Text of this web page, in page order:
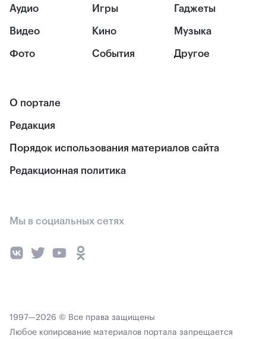
Аудио
Видео
Фото
Игры
Кино
События
Гаджеты
Музыка
Другое
О портале
Редакция
Порядок использования материалов сайта
Редакционная политика
Мы в социальных сетях
1997—2026 © Все права защищены
Любое копирование материалов портала запрещается